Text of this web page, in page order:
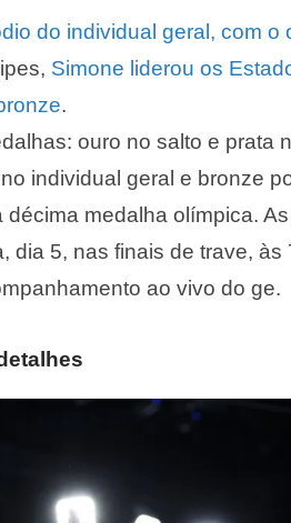
do individual geral, com o
Simone liderou os
.
ouro no salto e prata
individual geral e bronze
medalha olímpica.
dia 5, nas finais de trave, às
ao vivo do ge.